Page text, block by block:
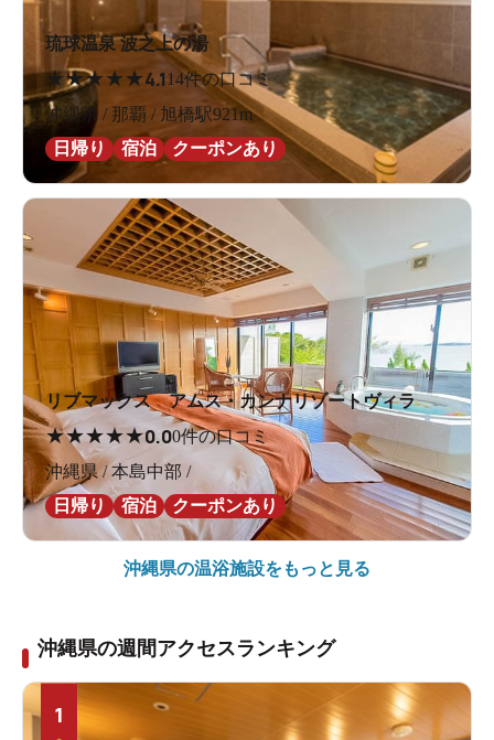
琉球温泉 波之上の湯
★★★ ★ ★4.114件の口コミ
沖縄県 / 那覇 / 旭橋駅921m
日帰り
宿泊 クーポンあり
リブマックス アムス・カンナリゾートヴィラ
★★★★★0.00件の口コミ
沖縄県 / 本島中部 /
日帰り
宿泊 クーポンあり
沖縄県の温浴施設をもっと見る
沖縄県の週間アクセスランキング
1